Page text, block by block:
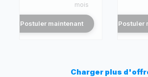
mois
Postuler maintenant Postuler
Charger plus